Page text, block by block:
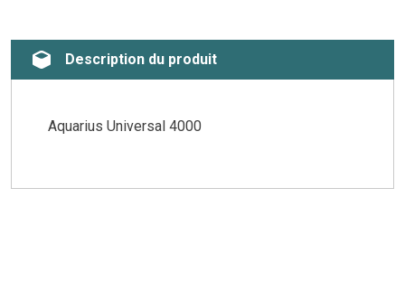
Description du produit
Aquarius Universal 4000